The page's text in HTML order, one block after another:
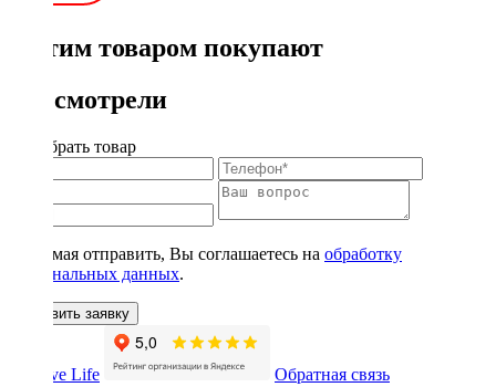
С этим товаром покупают
Вы смотрели
Подобрать товар
Нажимая отправить, Вы соглашаетесь на обработку
персональных данных.
Оставить заявку
Обратная связь